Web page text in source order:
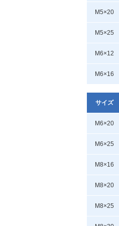
M5×20
M5×25
M6×12
M6×16
サイズ
M6×20
M6×25
M8×16
M8×20
M8×25